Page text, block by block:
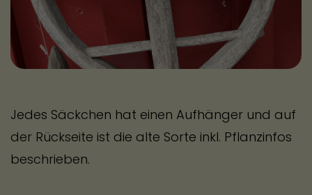
Jedes Säckchen hat einen Aufhänger und auf
der Rückseite ist die alte Sorte inkl. Pflanzinfos
beschrieben.